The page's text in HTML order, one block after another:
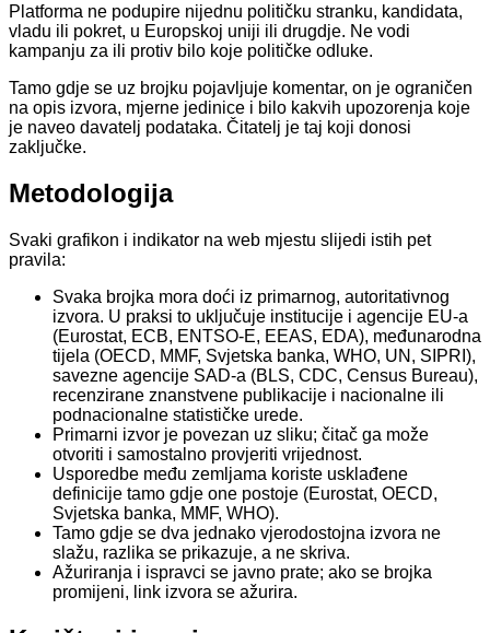
Platforma ne podupire nijednu političku stranku, kandidata,
vladu ili pokret, u Europskoj uniji ili drugdje. Ne vodi
kampanju za ili protiv bilo koje političke odluke.
Tamo gdje se uz brojku pojavljuje komentar, on je ograničen
na opis izvora, mjerne jedinice i bilo kakvih upozorenja koje
je naveo davatelj podataka. Čitatelj je taj koji donosi
zaključke.
Metodologija
Svaki grafikon i indikator na web mjestu slijedi istih pet
pravila:
Svaka brojka mora doći iz primarnog, autoritativnog
izvora. U praksi to uključuje institucije i agencije EU-a
(Eurostat, ECB, ENTSO-E, EEAS, EDA), međunarodna
tijela (OECD, MMF, Svjetska banka, WHO, UN, SIPRI),
savezne agencije SAD-a (BLS, CDC, Census Bureau),
recenzirane znanstvene publikacije i nacionalne ili
podnacionalne statističke urede.
Primarni izvor je povezan uz sliku; čitač ga može
otvoriti i samostalno provjeriti vrijednost.
Usporedbe među zemljama koriste usklađene
definicije tamo gdje one postoje (Eurostat, OECD,
Svjetska banka, MMF, WHO).
Tamo gdje se dva jednako vjerodostojna izvora ne
slažu, razlika se prikazuje, a ne skriva.
Ažuriranja i ispravci se javno prate; ako se brojka
promijeni, link izvora se ažurira.